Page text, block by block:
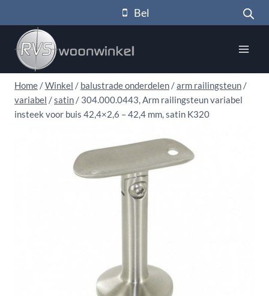
naar
inhoud
Bel
Home /Winkel / balustrade onderdelen /arm railingsteun /
variabel /satin / 304.000.0443, Arm railingsteun variabel
insteek voor buis 42,4×2,6 – 42,4 mm, satin K320